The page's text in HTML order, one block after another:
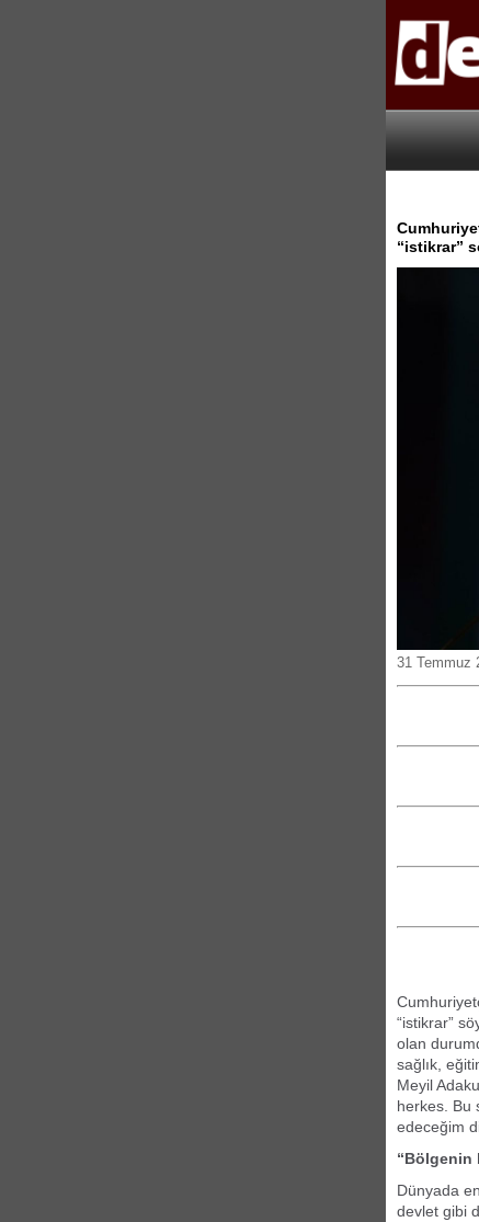
“istikrar”
31 Temmuz
“istikrar”
olan
sağlık,
Meyil
herkes. Bu
edeceğim
“Bölgenin
Dünyada
devlet gibi